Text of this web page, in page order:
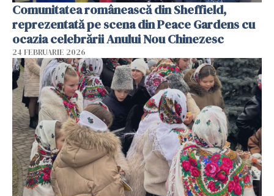
Comunitatea românească din Sheffield,
reprezentată pe scena din Peace Gardens cu
ocazia celebrării Anului Nou Chinezesc
24 FEBRUARIE 2026